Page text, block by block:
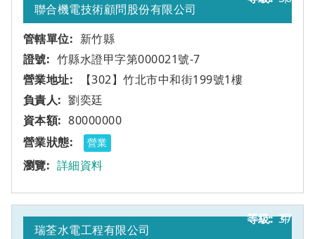
聯合機電技術顧問股份有限公司
新竹縣
竹縣水證甲字第000021號-7
【302】竹北市中和街199號1樓
劉奕廷
80000000
營業
詳細資料
37
瑞荃水電工程有限公司
甲